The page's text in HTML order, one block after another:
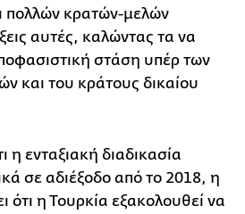
πολλών κρατών-μελών
αυτές, καλώντας τα να
στάση υπέρ των
και του κράτους δικαίου
η ενταξιακή διαδικασία
σε αδιέξοδο από το 2018, η
ότι η Τουρκία εξακολουθεί να